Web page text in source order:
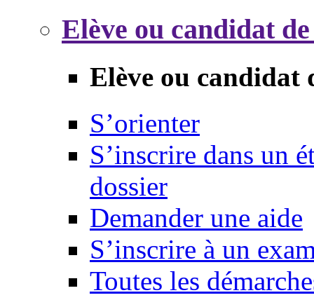
Elève ou candidat
Elève ou candidat
S’orienter
S’inscrire dans un
dossier
Demander une aide
S’inscrire à un
Toutes les